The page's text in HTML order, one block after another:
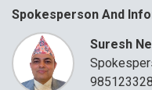
Spokesperson And
Suresh